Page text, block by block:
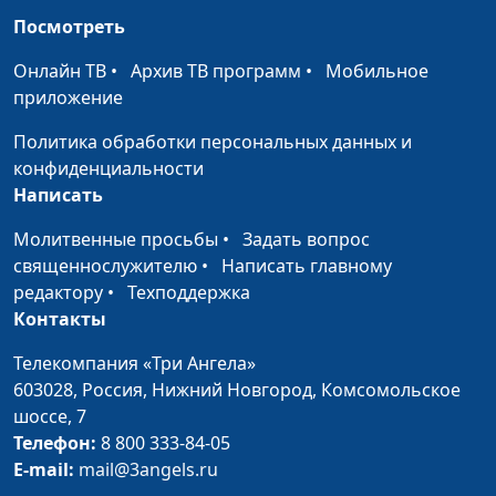
Эмоциональное
здоровье. Есть ли
жизнь после утраты?
Руслан Ларин,
психолог; Мария
терапевт, тренер
личностного роста
Эмоциональное
изменить свое
мышление?
тренер, Иван Соклаков,
психолог; Мария
Посмотреть
Онлайн ТВ • Архив ТВ программ • Мобильное
приложение
Политика обработки персональных данных и
конфиденциальности
Написать
Молитвенные просьбы • Задать вопрос
священнослужителю • Написать главному
редактору • Техподдержка
Контакты
Телекомпания «Три Ангела»
603028, Россия, Нижний Новгород, Комсомольское
шоссе, 7
Телефон: 8 800 333-84-05
E-mail: mail@3angels.ru